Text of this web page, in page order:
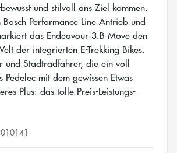
und stilvoll ans Ziel kommen.
Performance Line Antrieb und
das Endeavour 3.B Move den
der integrierten E-Trekking Bikes.
und Stadtradfahrer, die ein voll
Pedelec mit dem gewissen Etwas
Plus: das tolle Preis-Leistungs-